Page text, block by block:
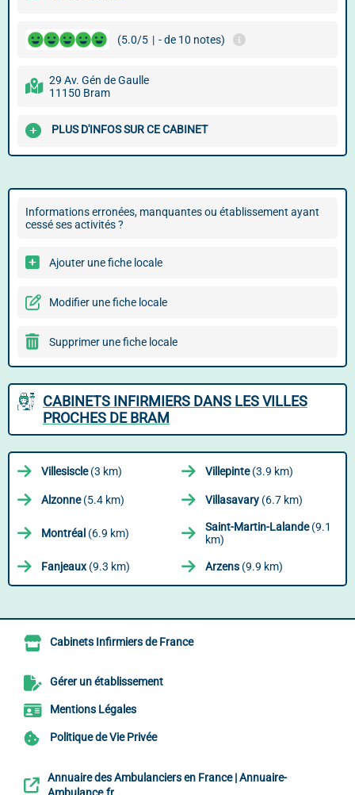
(5.0/5 | - de 10 notes)
29 Av. Gén de Gaulle
11150 Bram
PLUS D'INFOS SUR CE CABINET
Informations erronées, manquantes ou établissement ayant
cessé ses activités ?
Ajouter une fiche locale
Modifier une fiche locale
Supprimer une fiche locale
CABINETS INFIRMIERS DANS LES VILLES
PROCHES DE BRAM
Villesiscle(3 km) Villepinte(3.9 km)
Alzonne(5.4 km) Villasavary (6.7 km)
Montréal (6.9 km) Saint-Martin-Lalande(9.1
km)
Fanjeaux(9.3 km) Arzens (9.9 km)
Cabinets Infirmiers de France
Gérer un établissement
Mentions Légales
Politique de Vie Privée
Annuaire des Ambulanciers en France | Annuaire-